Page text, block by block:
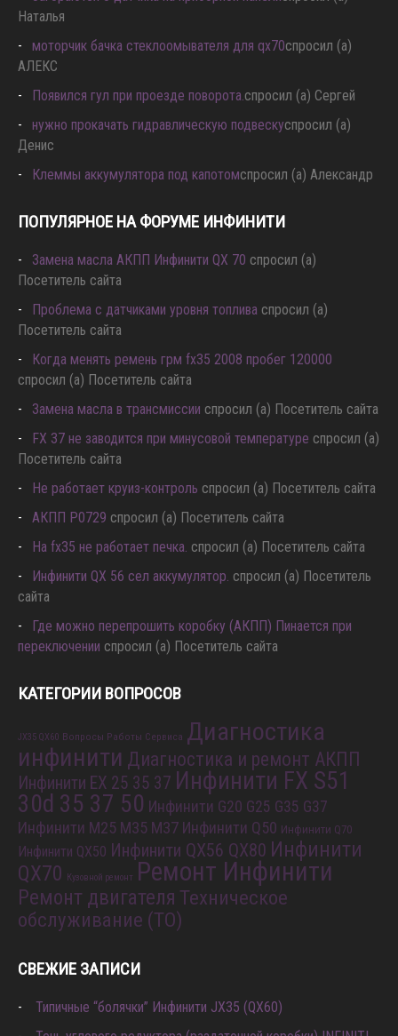
Наталья
моторчик бачка стеклоомывателя для qx70спросил (а)
АЛЕКС
Появился гул при проезде поворота. спросил (а) Сергей
нужно прокачать гидравлическую подвескуспросил (а)
Денис
Клеммы аккумулятора под капотомспросил (а) Александр
ПОПУЛЯРНОЕ НА ФОРУМЕ ИНФИНИТИ
Замена масла АКПП Инфинити QX 70 спросил (а)
Посетитель сайта
Проблема с датчиками уровня топлива спросил (а)
Посетитель сайта
Когда менять ремень грм fx35 2008 пробег 120000
спросил (а) Посетитель сайта
Замена масла в трансмиссии спросил (а) Посетитель сайта
FX 37 не заводится при минусовой температуре спросил (а)
Посетитель сайта
Не работает круиз-контроль спросил (а) Посетитель сайта
АКПП P0729 спросил (а) Посетитель сайта
Hа fx35 не работает печка. спросил (а) Посетитель сайта
Инфинити QX 56 сел аккумулятор. спросил (а) Посетитель
сайта
Где можно перепрошить коробку (АКПП) Пинается при
переключении спросил (а) Посетитель сайта
КАТЕГОРИИ ВОПРОСОВ
JX35 QX60 Вопросы Работы Сервиса Диагностика
инфинити Диагностика и ремонт АКПП
Инфинити EX 25 35 37 Инфинити FX S51
30d 35 37 50 Инфинити G20 G25 G35 G37
Инфинити M25 M35 M37 Инфинити Q50 Инфинити Q70
Инфинити QX50 Инфинити QX56 QX80 Инфинити
QX70 Кузовной ремонт Ремонт Инфинити
Ремонт двигателя Техническое
обслуживание (ТО)
СВЕЖИЕ ЗАПИСИ
Типичные “болячки” Инфинити JX35 (QX60)